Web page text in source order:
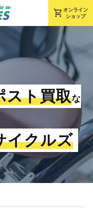
shopping_cart オンライン
ショップ
スト買取な
イクルズ